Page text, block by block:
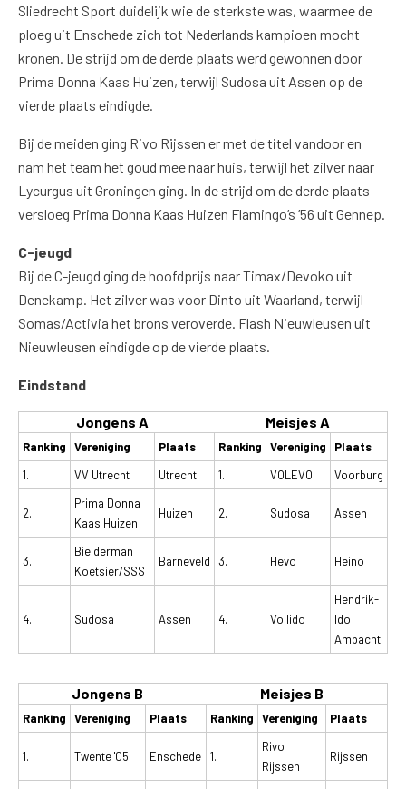
Sliedrecht Sport duidelijk wie de sterkste was, waarmee de
ploeg uit Enschede zich tot Nederlands kampioen mocht
kronen. De strijd om de derde plaats werd gewonnen door
Prima Donna Kaas Huizen, terwijl Sudosa uit Assen op de
vierde plaats eindigde.
Bij de meiden ging Rivo Rijssen er met de titel vandoor en
nam het team het goud mee naar huis, terwijl het zilver naar
Lycurgus uit Groningen ging. In de strijd om de derde plaats
versloeg Prima Donna Kaas Huizen Flamingo’s ’56 uit Gennep.
C-jeugd
Bij de C-jeugd ging de hoofdprijs naar Timax/Devoko uit
Denekamp. Het zilver was voor Dinto uit Waarland, terwijl
Somas/Activia het brons veroverde. Flash Nieuwleusen uit
Nieuwleusen eindigde op de vierde plaats.
Eindstand
Jongens A Meisjes A
Ranking Vereniging Plaats Ranking Vereniging
Plaats
1.
VV Utrecht Utrecht 1. VOLEVO Voorburg
2.
Prima Donna
Kaas Huizen
Huizen 2. Sudosa Assen
3.
Bielderman
Koetsier/SSS
Barneveld 3. Hevo Heino
4. Sudosa Assen 4. Vollido
Hendrik-
Ido
Ambacht
Jongens B Meisjes B
Ranking Vereniging Plaats Ranking Vereniging Plaats
1. Twente '05 Enschede 1.
Rivo
Rijssen
Rijssen